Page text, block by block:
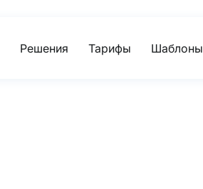
Решения Тарифы Шаблоны